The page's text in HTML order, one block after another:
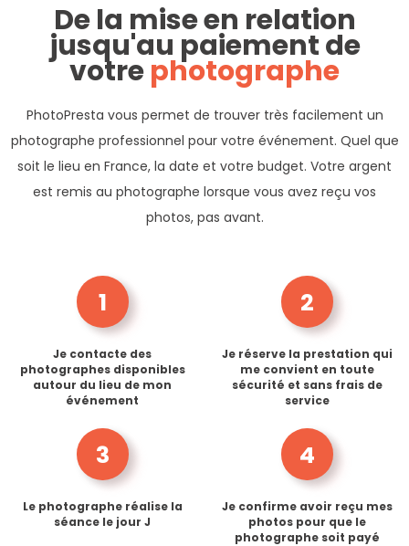
De la mise en relation
jusqu'au paiement de
votrephotographe
PhotoPresta vous permet de trouver très facilement un
photographe professionnel pour votre événement. Quel que
soit le lieu en France, la date et votre budget. Votre argent
est remis au photographe lorsque vous avez reçu vos
photos, pas avant.
1
Je contacte des
photographes disponibles
autour du lieu de mon
événement
2
Je réserve la prestation qui
me convient en toute
sécurité et sans frais de
service
3
Le photographe réalise la
séance le jour J
4
Je confirme avoir reçu mes
photos pour que le
photographe soit payé